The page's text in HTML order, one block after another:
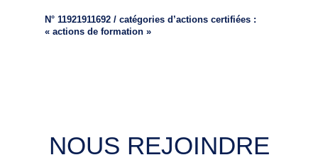
N° 11921911692 / catégories d’actions certifiées :
« actions de formation »
NOUS REJOINDRE​